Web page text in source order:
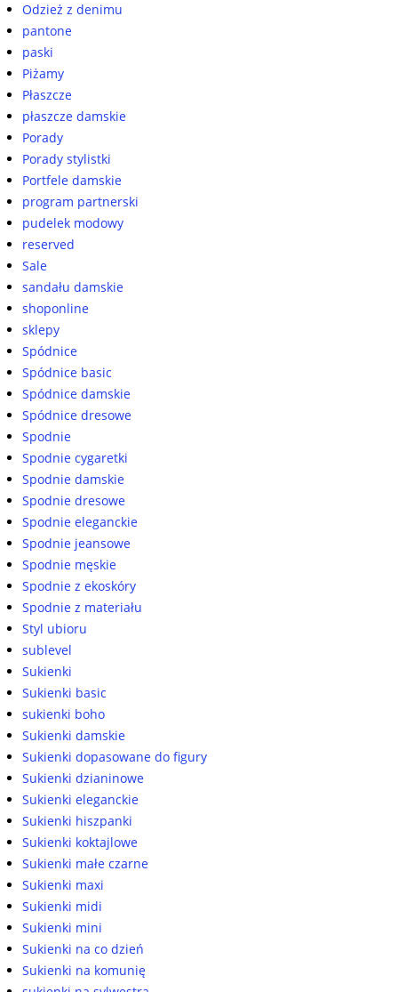
Odzież z denimu
pantone
paski
Piżamy
Płaszcze
płaszcze damskie
Porady
Porady stylistki
Portfele damskie
program partnerski
pudelek modowy
reserved
Sale
sandału damskie
shoponline
sklepy
Spódnice
Spódnice basic
Spódnice damskie
Spódnice dresowe
Spodnie
Spodnie cygaretki
Spodnie damskie
Spodnie dresowe
Spodnie eleganckie
Spodnie jeansowe
Spodnie męskie
Spodnie z ekoskóry
Spodnie z materiału
Styl ubioru
sublevel
Sukienki
Sukienki basic
sukienki boho
Sukienki damskie
Sukienki dopasowane do figury
Sukienki dzianinowe
Sukienki eleganckie
Sukienki hiszpanki
Sukienki koktajlowe
Sukienki małe czarne
Sukienki maxi
Sukienki midi
Sukienki mini
Sukienki na co dzień
Sukienki na komunię